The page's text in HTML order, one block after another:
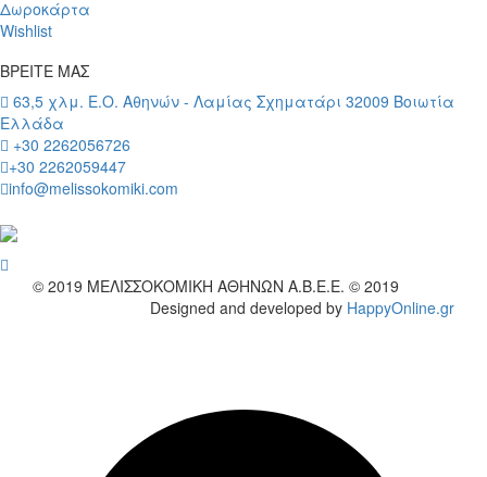
Δωροκάρτα
Wishlist
ΒΡΕΙΤΕ ΜΑΣ
63,5 χλμ. Ε.Ο. Αθηνών - Λαμίας Σχηματάρι 32009 Βοιωτία
Ελλάδα
+30 2262056726
+30 2262059447
info@melissokomiki.com
wish
© 2019 ΜΕΛΙΣΣΟΚΟΜΙΚΗ ΑΘΗΝΩΝ Α.Β.Ε.Ε. © 2019
Designed and developed by HappyOnline.gr